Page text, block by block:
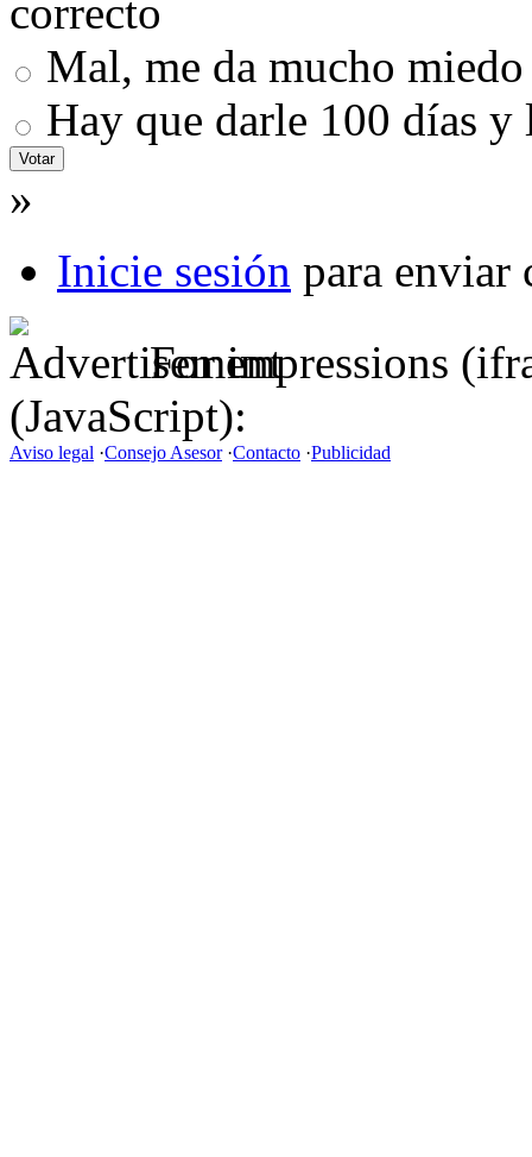
correcto
Mal, me da mucho miedo
Hay que darle 100 días y
»
Inicie sesión para enviar
For impressions
(JavaScript):
Aviso legal ·Consejo Asesor·Contacto ·Publicidad